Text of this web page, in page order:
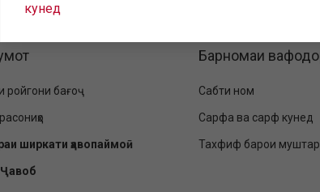
кунед
ройгони бағоҷ
ширкати ҳавопаймоӣ
Барномаи
Сабти ном
Сарфа ва сарф кунед
Тахфиф барои